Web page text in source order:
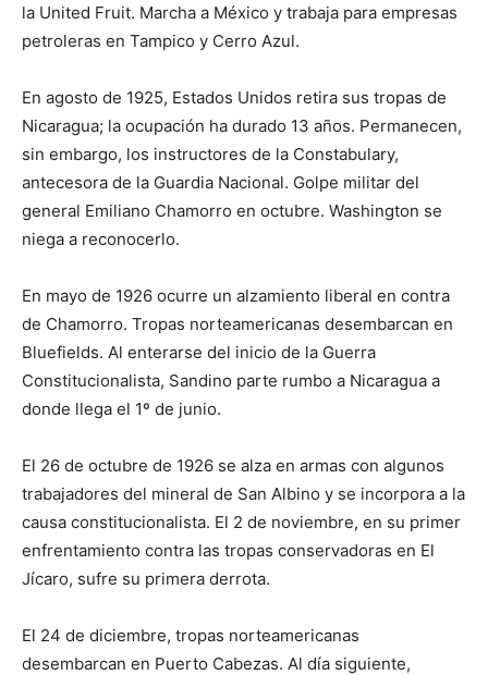
la United Fruit. Marcha a México y trabaja para empresas
petroleras en Tampico y Cerro Azul.
En agosto de 1925, Estados Unidos retira sus tropas de
Nicaragua; la ocupación ha durado 13 años. Permanecen,
sin embargo, los instructores de la Constabulary,
antecesora de la Guardia Nacional. Golpe militar del
general Emiliano Chamorro en octubre. Washington se
niega a reconocerlo.
En mayo de 1926 ocurre un alzamiento liberal en contra
de Chamorro. Tropas norteamericanas desembarcan en
Bluefields. Al enterarse del inicio de la Guerra
Constitucionalista, Sandino parte rumbo a Nicaragua a
donde llega el 1º de junio.
El 26 de octubre de 1926 se alza en armas con algunos
trabajadores del mineral de San Albino y se incorpora a la
causa constitucionalista. El 2 de noviembre, en su primer
enfrentamiento contra las tropas conservadoras en El
Jícaro, sufre su primera derrota.
El 24 de diciembre, tropas norteamericanas
desembarcan en Puerto Cabezas. Al día siguiente,